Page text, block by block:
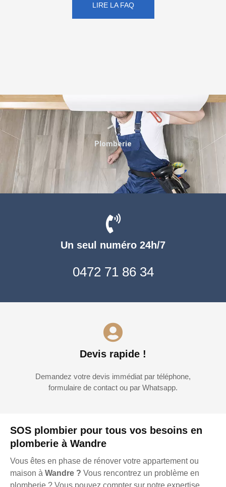
LIRE LA FAQ
SOS plombier pour tous vos besoins en
plomberie à Wandre
Vous êtes en phase de rénover votre appartement ou
maison à Wandre ? Vous rencontrez un problème en
Un seul numéro 24h/7
0472 71 86 34
Devis rapide !
Demandez votre devis immédiat par téléphone,
formulaire de contact ou par Whatsapp.
Plomberie